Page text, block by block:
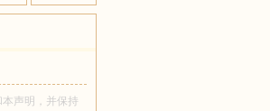
声明，并保持